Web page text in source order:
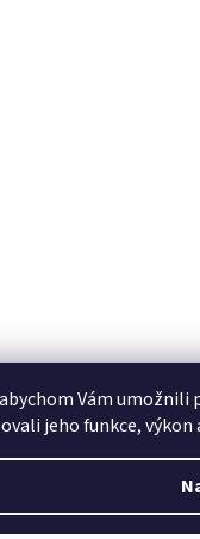
Vám
jeho funkce,